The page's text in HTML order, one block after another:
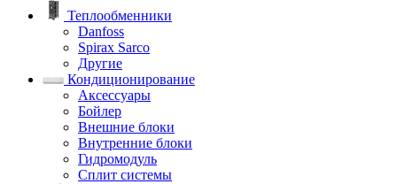
Теплообменники
Danfoss
Spirax Sarco
Другие
Кондиционирование
Аксессуары
Бойлер
Внешние блоки
Внутренние блоки
Гидромодуль
Сплит системы